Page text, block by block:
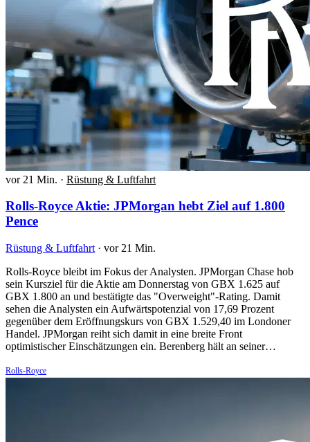
vor 21 Min. · Rüstung & Luftfahrt
Rolls-Royce Aktie: JPMorgan hebt Ziel auf 1.800
Pence
Rüstung & Luftfahrt · vor 21 Min.
Rolls-Royce bleibt im Fokus der Analysten. JPMorgan Chase hob
sein Kursziel für die Aktie am Donnerstag von GBX 1.625 auf
GBX 1.800 an und bestätigte das "Overweight"-Rating. Damit
sehen die Analysten ein Aufwärtspotenzial von 17,69 Prozent
gegenüber dem Eröffnungskurs von GBX 1.529,40 im Londoner
Handel. JPMorgan reiht sich damit in eine breite Front
optimistischer Einschätzungen ein. Berenberg hält an seiner…
Rolls-Royce